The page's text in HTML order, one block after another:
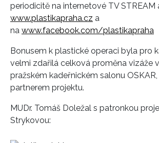
periodicitě na internetové TV STREAM
www.plastikapraha.cz a
na www.facebook.com/plastikapraha
Bonusem k plastické operaci byla pro
velmi zdařilá celková proměna vizáže
pražském kadeřnickém salonu
partnerem projektu.
MUDr. Tomáš Doležal s patronkou
Strykovou: